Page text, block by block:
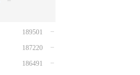
189501
187220
186491